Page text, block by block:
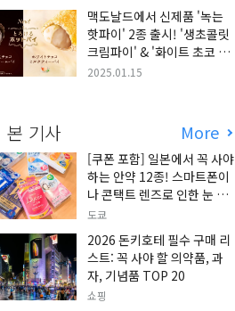
맥도날드에서 신제품 '녹는
핫파이' 2종 출시! '생초콜릿
크림파이' & '화이트 초코 밀
크티 파이' 출시!
2025.01.15
본 기사 More
[쿠폰 포함] 일본에서 꼭 사야
하는 안약 12종! 스마트폰이
나 콘택트 렌즈로 인한 눈 피
로에 최적!
도쿄
2026 돈키호테 필수 구매 리
스트: 꼭 사야 할 의약품, 과
자, 기념품 TOP 20
쇼핑